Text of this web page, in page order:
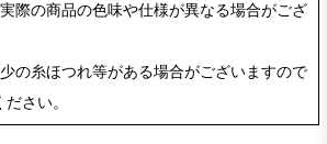
際の商品の色味や仕様が異なる場合がござ
の糸ほつれ等がある場合がございますので
さい。